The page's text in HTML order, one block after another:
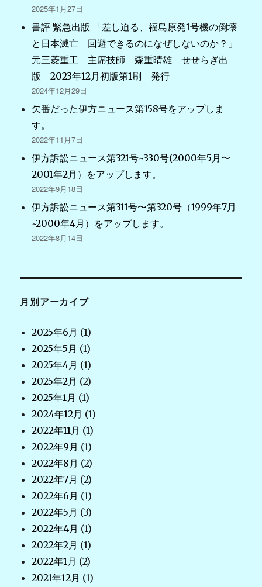
2025年1月27日
書評 緊急出版 「差し迫る、福島原発1号機の倒壊
と日本滅亡 回避できるのになぜしないのか？」
元三菱重工 主席技師 森重晴雄 せせらぎ出
版 2023年12月初版第1刷 発行
2024年12月29日
欠番だった伊方ニュース第158号をアップしま
す。
2022年11月7日
伊方訴訟ニュース第321号~330号(2000年5月〜
2001年2月）をアップします。
2022年9月18日
伊方訴訟ニュース第311号〜第320号（1999年7月
~2000年4月）をアップします。
2022年8月14日
月別アーカイブ
2025年6月 (1)
2025年5月 (1)
2025年4月 (1)
2025年2月 (2)
2025年1月 (1)
2024年12月 (1)
2022年11月 (1)
2022年9月 (1)
2022年8月 (2)
2022年7月 (2)
2022年6月 (1)
2022年5月 (3)
2022年4月 (1)
2022年2月 (1)
2022年1月 (2)
2021年12月 (1)